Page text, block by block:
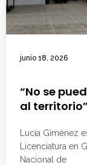
junio 18, 2026
“No se
al territorio”
Lucía Giménez
Licenciatura en
Nacional de